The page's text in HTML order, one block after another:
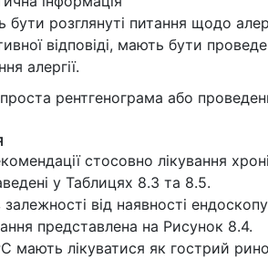
розглянуті питання щодо
відповіді, мають бути
алергії.
рентгенограма або
стосовно лікування
у Таблицях 8.3 та 8.5.
від наявності
представлена на Рисунок 8.4.
мають лікуватися як гострий